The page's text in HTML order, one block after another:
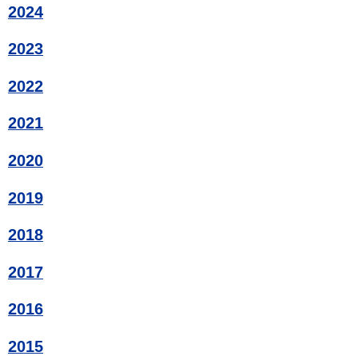
2024
2023
2022
2021
2020
2019
2018
2017
2016
2015